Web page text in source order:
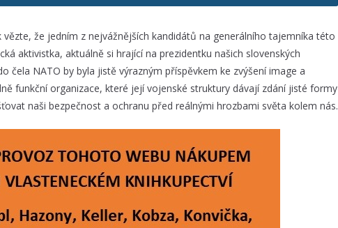
že jedním z nejvážnějších kandidátů na generálního tajemníka této
aktivistka, aktuálně si hrající na prezidentku našich slovenských
čela NATO by byla jistě výrazným příspěvkem ke zvýšení image a
funkční organizace, které její vojenské struktury dávají zdání jisté formy
naši bezpečnost a ochranu před reálnými hrozbami světa kolem nás.